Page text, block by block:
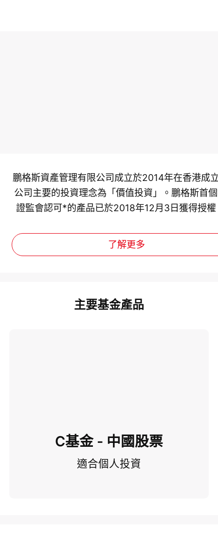
鵬格斯資產管理有限公司成立於2014年在香港成
公司主要的投資理念為「價值投資」。鵬格斯首
證監會認可*的產品已於2018年12月3日獲得授權
了解更多
主要基金產品
C基金 - 中國股票
適合個人投資